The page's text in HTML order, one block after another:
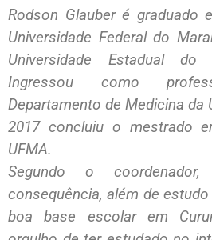
Rodson Glauber é graduado
Universidade Federal do
Universidade Estadual do
Ingressou como
Departamento de Medicina da
2017 concluiu o mestrado
UFMA.
Segundo o
consequência, além de
boa base escolar em